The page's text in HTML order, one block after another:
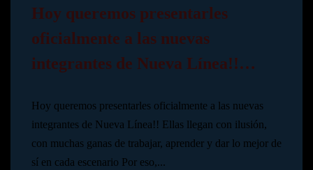
Hoy queremos presentarles
oficialmente a las nuevas
integrantes de Nueva Línea!!…
Hoy queremos presentarles oficialmente a las nuevas
integrantes de Nueva Línea!! Ellas llegan con ilusión,
con muchas ganas de trabajar, aprender y dar lo mejor de
sí en cada escenario Por eso,...